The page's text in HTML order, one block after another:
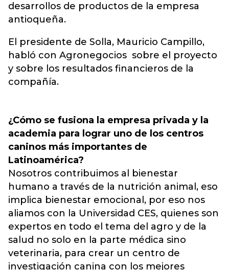
desarrollos de productos de la empresa
antioqueña.
El presidente de Solla, Mauricio Campillo,
habló con Agronegocios sobre el proyecto
y sobre los resultados financieros de la
compañía.
¿Cómo se fusiona la empresa privada y la
academia para lograr uno de los centros
caninos más importantes de
Latinoamérica?
Nosotros contribuimos al bienestar
humano a través de la nutrición animal, eso
implica bienestar emocional, por eso nos
aliamos con la Universidad CES, quienes son
expertos en todo el tema del agro y de la
salud no solo en la parte médica sino
veterinaria, para crear un centro de
investigación canina con los mejores